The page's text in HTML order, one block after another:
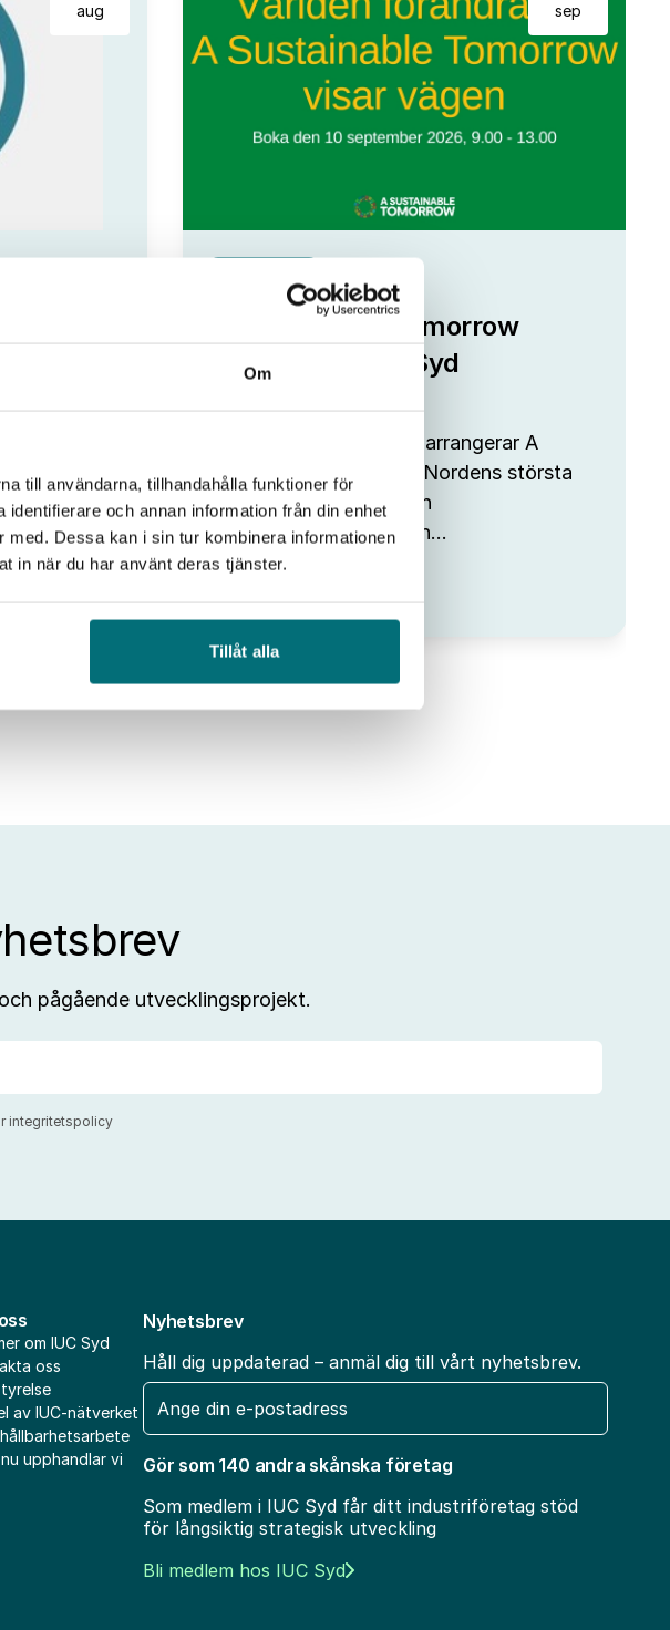
Om
till användarna, tillhandahålla funktioner för
och annan information från din enhet
Dessa kan i sin tur kombinera informationen
in när du har använt deras tjänster.
Tillåt alla
aug
Den är
sep
A Sustainable Tomorrow
kommer till IUC Syd
För trettonde året i rad arrangerar A
Sustainable Tomorrow Nordens största
digitala hållbarhets- och
framtidskonferens. Men…
A
Tomorrow
pågående utvecklingsprojekt.
integritetspolicy
om IUC Syd
oss
av IUC-nätverket
upphandlar vi
Nyhetsbrev
Håll dig uppdaterad – anmäl dig till vårt nyhetsbrev.
E-
post
Gör som 140 andra skånska företag
Som medlem i IUC Syd får ditt industriföretag stöd
för långsiktig strategisk utveckling
Bli medlem hos IUC Syd